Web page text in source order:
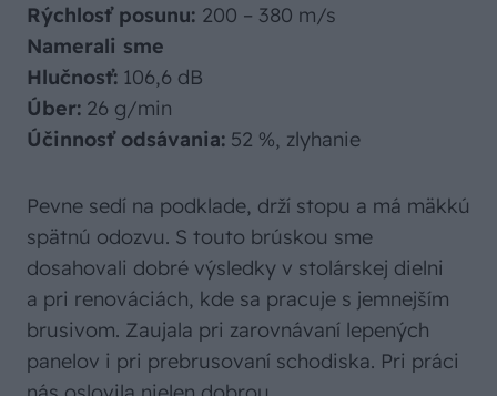
Rýchlosť posunu: 200 – 380 m/s
Namerali sme
Hlučnosť: 106,6 dB
Úber: 26 g/min
Účinnosť odsávania: 52 %, zlyhanie
Pevne sedí na podklade, drží stopu a má mäkkú
spätnú odozvu. S touto brúskou sme
dosahovali dobré výsledky v stolárskej dielni
a pri renováciách, kde sa pracuje s jemnejším
brusivom. Zaujala pri zarovnávaní lepených
panelov i pri prebrusovaní schodiska. Pri práci